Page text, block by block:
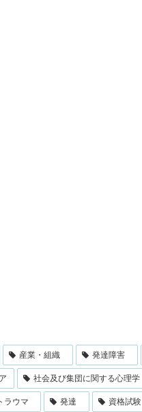
産業・組織 発達障害
社会及び集団に関する心理学
ラウマ 発達 資格試験